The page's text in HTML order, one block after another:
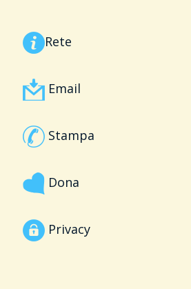
Rete
Email
Stampa
Dona
Privacy